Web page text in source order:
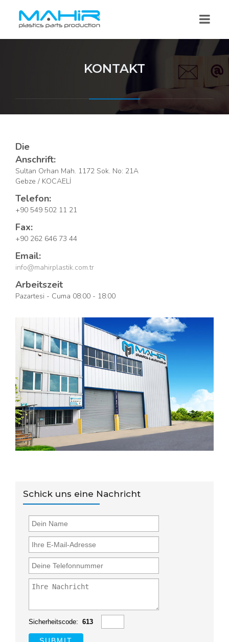
KONTAKT
Die
Anschrift:
Sultan Orhan Mah. 1172 Sok. No: 21A
Gebze / KOCAELİ
Telefon:
+90 549 502 11 21
Fax:
+90 262 646 73 44
Email:
info@mahirplastik.com.tr
Arbeitszeit
Pazartesi - Cuma 08:00 - 18:00
Schick uns eine Nachricht